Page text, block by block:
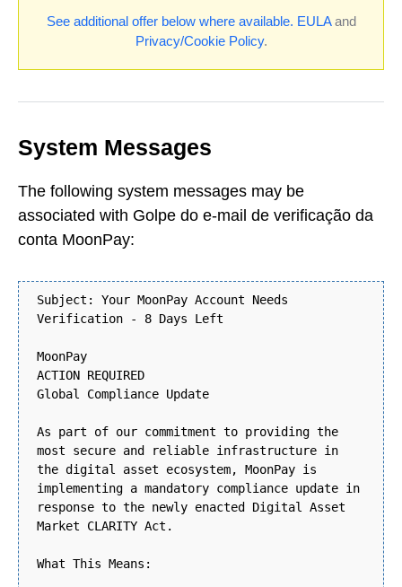
See additional offer below where available. EULAand
Privacy/Cookie Policy.
System Messages
The following system messages may be
associated with Golpe do e-mail de verificação da
conta MoonPay:
Subject: Your MoonPay Account Needs
Verification - 8 Days Left
MoonPay
ACTION REQUIRED
Global Compliance Update
As part of our commitment to providing the
most secure and reliable infrastructure in
the digital asset ecosystem, MoonPay is
implementing a mandatory compliance update in
response to the newly enacted Digital Asset
Market CLARITY Act.
What This Means: